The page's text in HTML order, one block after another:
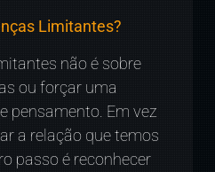
Limitantes?
não é sobre
ou forçar uma
pensamento. Em vez
a relação que temos
passo é reconhecer